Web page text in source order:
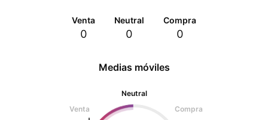
Venta
0
Neutral
0
Compra
0
Medias móviles
Neutral
Venta
Compra